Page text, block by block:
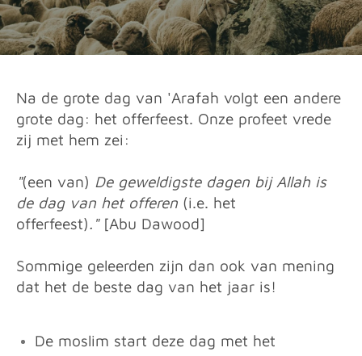
Na de grote dag van 'Arafah volgt een andere
grote dag: het offerfeest. Onze profeet vrede
zij met hem zei:
"(een van) De geweldigste dagen bij Allah is
de dag van het offeren (i.e. het
offerfeest)."[Abu Dawood]
Sommige geleerden zijn dan ook van mening
dat het de beste dag van het jaar is!
De moslim start deze dag met het